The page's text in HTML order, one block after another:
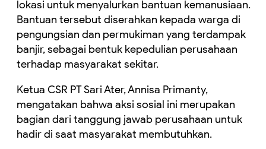
lokasi untuk menyalurkan bantuan kemanusiaan.
Bantuan tersebut diserahkan kepada warga di
pengungsian dan permukiman yang terdampak
banjir, sebagai bentuk kepedulian perusahaan
terhadap masyarakat sekitar.
Ketua CSR PT Sari Ater, Annisa Primanty,
mengatakan bahwa aksi sosial ini merupakan
bagian dari tanggung jawab perusahaan untuk
hadir di saat masyarakat membutuhkan.